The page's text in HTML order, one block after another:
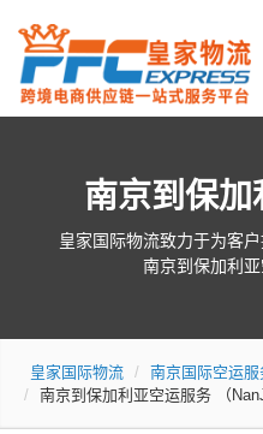
南京到保
皇家国际物流致力于为客
南京到保加利
皇家国际物流
南京国际空运服
南京到保加利亚空运服务 （